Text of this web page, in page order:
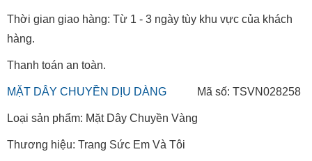
Thời gian giao hàng: Từ 1 - 3 ngày tùy khu vực của khách
hàng.
Thanh toán an toàn.
MẶT DÂY CHUYỀN DỊU DÀNG Mã số: TSVN028258
Loại sản phẩm: Mặt Dây Chuyền Vàng
Thương hiệu: Trang Sức Em Và Tôi